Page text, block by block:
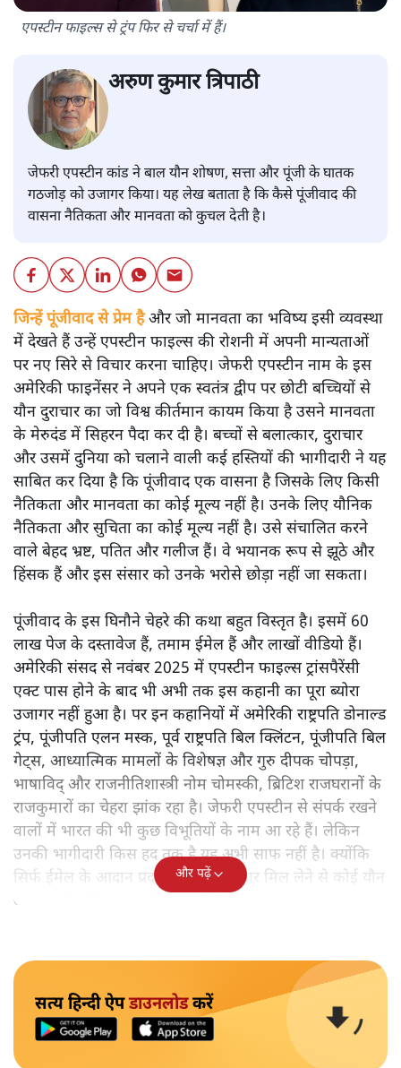
एपस्टीन फाइल्स से ट्रंप फिर से चर्चा में हैं।
अरुण कुमार त्रिपाठी
जेफरी एपस्टीन कांड ने बाल यौन शोषण, सत्ता और पूंजी के घातक
गठजोड़ को उजागर किया। यह लेख बताता है कि कैसे पूंजीवाद की
वासना नैतिकता और मानवता को कुचल देती है।
जिन्हें पूंजीवाद से प्रेम हैऔर जो मानवता का भविष्य इसी व्यवस्था
में देखते हैं उन्हें एपस्टीन फाइल्स की रोशनी में अपनी मान्यताओं
पर नए सिरे से विचार करना चाहिए। जेफरी एपस्टीन नाम के इस
अमेरिकी फाइनेंसर ने अपने एक स्वतंत्र द्वीप पर छोटी बच्चियों से
यौन दुराचार का जो विश्व कीर्तमान कायम किया है उसने मानवता
के मेरुदंड में सिहरन पैदा कर दी है। बच्चों से बलात्कार, दुराचार
और उसमें दुनिया को चलाने वाली कई हस्तियों की भागीदारी ने यह
साबित कर दिया है कि पूंजीवाद एक वासना है जिसके लिए किसी
नैतिकता और मानवता का कोई मूल्य नहीं है। उनके लिए यौनिक
नैतिकता और सुचिता का कोई मूल्य नहीं है। उसे संचालित करने
वाले बेहद भ्रष्ट, पतित और गलीज हैं। वे भयानक रूप से झूठे और
हिंसक हैं और इस संसार को उनके भरोसे छोड़ा नहीं जा सकता।
पूंजीवाद के इस घिनौने चेहरे की कथा बहुत विस्तृत है। इसमें 60
लाख पेज के दस्तावेज हैं, तमाम ईमेल हैं और लाखों वीडियो हैं।
अमेरिकी संसद से नवंबर 2025 में एपस्टीन फाइल्स ट्रांसपैरेंसी
एक्ट पास होने के बाद भी अभी तक इस कहानी का पूरा ब्योरा
उजागर नहीं हुआ है। पर इन कहानियों में अमेरिकी राष्ट्रपति डोनाल्ड
ट्रंप, पूंजीपति एलन मस्क, पूर्व राष्ट्रपति बिल क्लिंटन, पूंजीपति बिल
गेट्स, आध्यात्मिक मामलों के विशेषज्ञ और गुरु दीपक चोपड़ा,
भाषाविद् और राजनीतिशास्त्री नोम चोमस्की, ब्रिटिश राजघरानों के
राजकुमारों का चेहरा झांक रहा है। जेफरी एपस्टीन से संपर्क रखने
वालों में भारत की भी कुछ विभूतियों के नाम आ रहे हैं। लेकिन
उनकी भागीदारी किस हद तक है यह अभी साफ नहीं है। क्योंकि
सिर्फ ईमेल के आदान प्रदान और एकाध बार मिल लेने से कोई यौन
अपराध में शामिल है यह सिद्ध नहीं हो जाता।
और पढ़ें
सत्य हिन्दी ऐपडाउनलोडकरें